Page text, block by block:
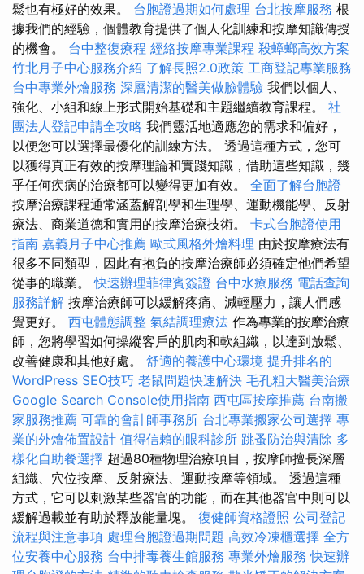
鬆也有極好的效果。 台胞證過期如何處理 台北按摩服務 根
據我們的經驗，個體教育提供了個人化訓練和按摩知識傳授
的機會。 台中整復療程 經絡按摩專業課程 殺蟑螂高效方案
竹北月子中心服務介紹 了解長照2.0政策 工商登記專業服務
台中專業外燴服務 深層清潔的醫美做臉體驗 我們以個人、
強化、小組和線上形式開始基礎和主題繼續教育課程。 社
團法人登記申請全攻略 我們靈活地適應您的需求和偏好，
以便您可以選擇最優化的訓練方法。 透過這種方式，您可
以獲得真正有效的按摩理論和實踐知識，借助這些知識，幾
乎任何疾病的治療都可以變得更加有效。 全面了解台胞證
按摩治療課程通常涵蓋解剖學和生理學、運動機能學、反射
療法、商業道德和實用的按摩治療技術。 卡式台胞證使用
指南 嘉義月子中心推薦 歐式風格外燴料理 由於按摩療法有
很多不同類型，因此有抱負的按摩治療師必須確定他們希望
從事的職業。快速辦理菲律賓簽證 台中水療服務 電話查詢
服務詳解 按摩治療師可以緩解疼痛、減輕壓力，讓人們感
覺更好。 西屯體態調整 氣結調理療法 作為專業的按摩治療
師，您將學習如何操縱客戶的肌肉和軟組織，以達到放鬆、
改善健康和其他好處。 舒適的養護中心環境 提升排名的
WordPress SEO技巧 老鼠問題快速解決 毛孔粗大醫美治療
Google Search Console使用指南 西屯區按摩推薦 台南搬
家服務推薦 可靠的會計師事務所 台北專業搬家公司選擇 專
業的外燴佈置設計 值得信賴的眼科診所 跳蚤防治與清除 多
樣化自助餐選擇 超過80種物理治療項目，按摩師擅長深層
組織、穴位按摩、反射療法、運動按摩等領域。 透過這種
方式，它可以刺激某些器官的功能，而在其他器官中則可以
緩解過載並有助於釋放能量塊。 復健師資格證照 公司登記
流程與注意事項 處理台胞證過期問題 高效冷凍櫃選擇 全方
位安養中心服務 台中排毒養生館服務 專業外燴服務 快速辦